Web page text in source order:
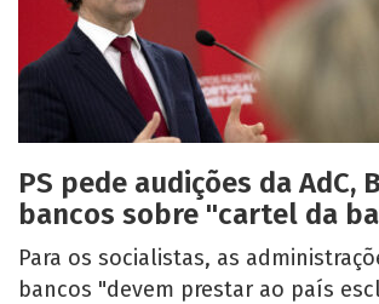
PS pede audições da AdC,
bancos sobre "cartel da
Para os socialistas, as
bancos "devem prestar ao país